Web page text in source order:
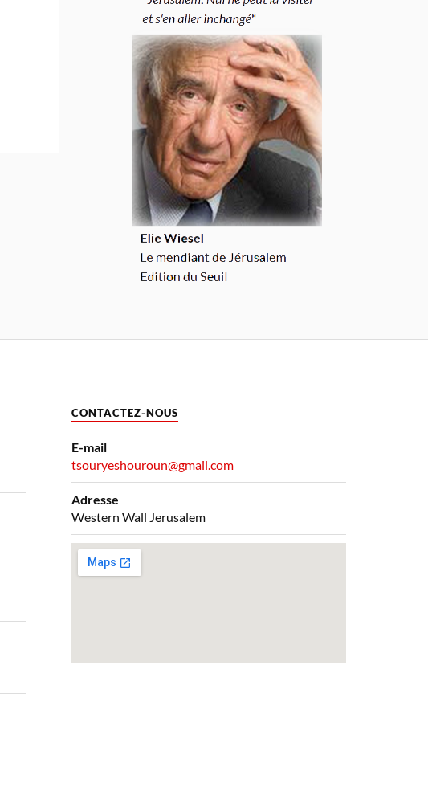
CONTACTEZ-NOUS
E-mail
tsouryeshouroun@gmail.com
Adresse
Western Wall Jerusalem